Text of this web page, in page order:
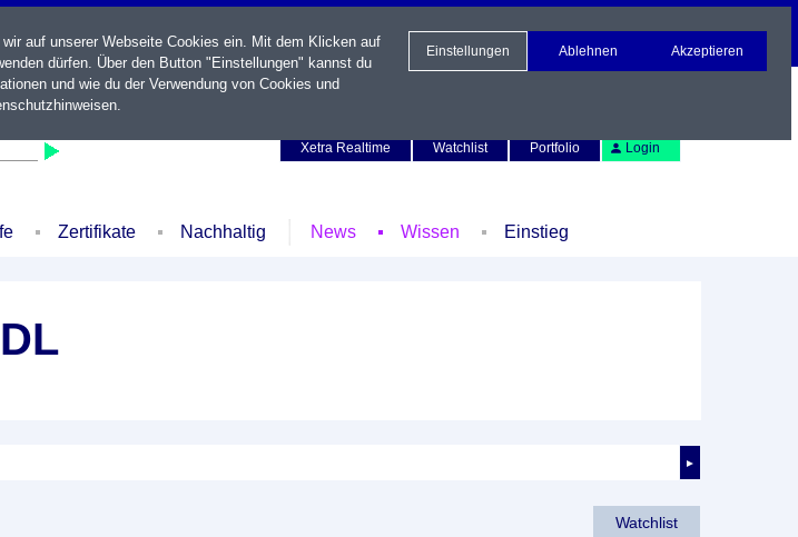
Xetra Realtime
Watchlist Portfolio Login
Zertifikate Nachhaltig News Wissen Einstieg
►
Watchlist
auf unserer Webseite Cookies ein. Mit dem Klicken auf
dürfen. Über den Button "Einstellungen" kannst du
und wie du der Verwendung von Cookies und
.
Einstellungen Ablehnen Akzeptieren